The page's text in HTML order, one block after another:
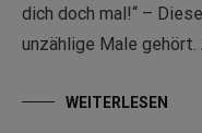
dich doch mal!“ –
unzählige Male gehört.
WEITERLESEN